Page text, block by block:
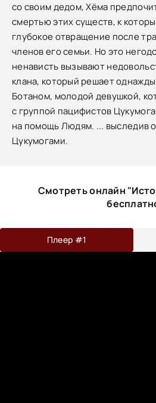
со своим дедом, Хёма
смертью этих существ, к
глубокое отвращение после
членов его семьи. Но это
ненависть вызывают
клана, который решает
Ботаном, молодой девушкой,
с группой пацифистов
на помощь Людям. ... выследив
Цукумогами.
Смотреть онлайн
Плеер #1